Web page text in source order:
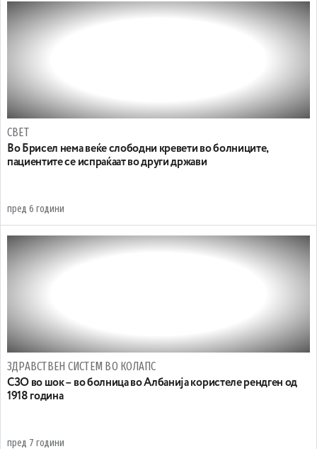
СВЕТ
Во Брисел нема веќе слободни кревети во болниците,
пациентите се испраќаат во други држави
пред 6 години
ЗДРАВСТВЕН СИСТЕМ ВО КОЛАПС
СЗО во шок – во болница во Албанија користеле рендген од
1918 година
пред 7 години